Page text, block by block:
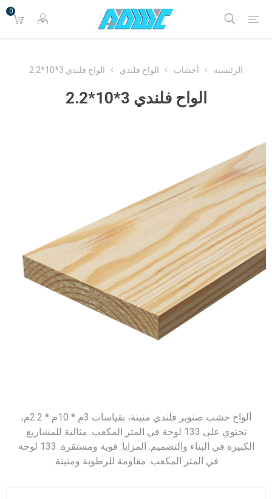
0
الرئيسية أخشاب الواح فلندي الواح فلندي 3*10*2.2
الواح فلندي 3*10*2.2
ألواح خشب صنوبر فلندي متينة، بقياسات 3م * 10م * 2.2م،
تحتوي على 133 لوحة في المتر المكعب. مثالية للمشاريع
الكبيرة في البناء والتصميم. المزايا: قوية ومستقرة. 133 لوحة
في المتر المكعب. مقاومة للرطوبة ومتينة.